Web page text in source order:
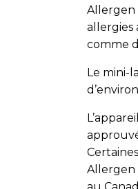
Allergen
allergies
comme
Le mini-
Allergen